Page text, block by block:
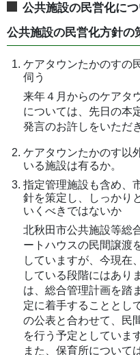
公共施設の民営化に
公共施設の民営化方針の
ケアタウンたかのすの
伺う
来年４月からのケアタ
については、先日の本
発言のお許しをいただ
ケアタウンたかのす以
いる施設は有るか。
指定管理施設も含め、
針を策定し、しっかり
いくべきではないか
北秋田市公共施設等総
ートハウスの民間譲渡
していますが、今現在
している段階にはあり
は、総合管理計画を踏
定に着手することとし
の公表と合わせて、民
を行う予定としていま
また、保育所について